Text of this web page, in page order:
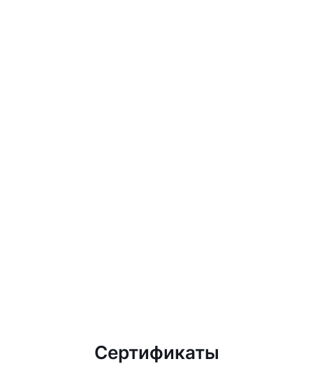
Сертификаты